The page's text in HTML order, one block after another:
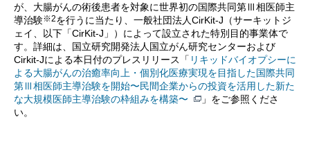
が、大腸がんの術後患者を対象に世界初の国際共同第Ⅲ相医師主
導治験※2を行うに当たり、一般社団法人CirKit-J（サーキットジ
ェイ、以下「CirKit-J」）によって設立された特別目的事業体で
す。詳細は、国立研究開発法人国立がん研究センターおよび
Cirkit-Jによる本日付のプレスリリース「 リキッドバイオプシーに
よる大腸がんの治癒率向上・個別化医療実現を目指した国際共同
第Ⅲ相医師主導治験を開始〜民間企業からの投資を活用した新た
な大規模医師主導治験の枠組みを構築〜
」をご参照くださ
い。